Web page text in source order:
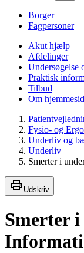
Borger
Fagpersoner
Akut hjælp
Afdelinger
Undersøgelse
Praktisk
Tilbud
Om
Fysio- og
Underliv og
Underliv
Smerter i
Udskriv
Smerter